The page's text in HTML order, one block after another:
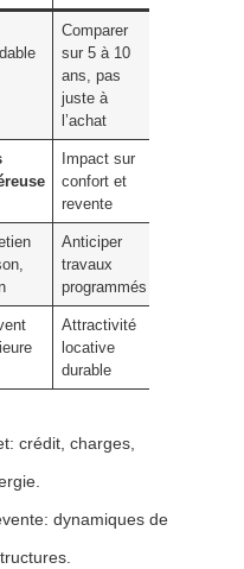
Comparer
sur 5 à 10
ans, pas
juste à
l’achat
Impact sur
confort et
revente
Anticiper
travaux
programmés
Attractivité
locative
durable
crédit, charges,
dynamiques de